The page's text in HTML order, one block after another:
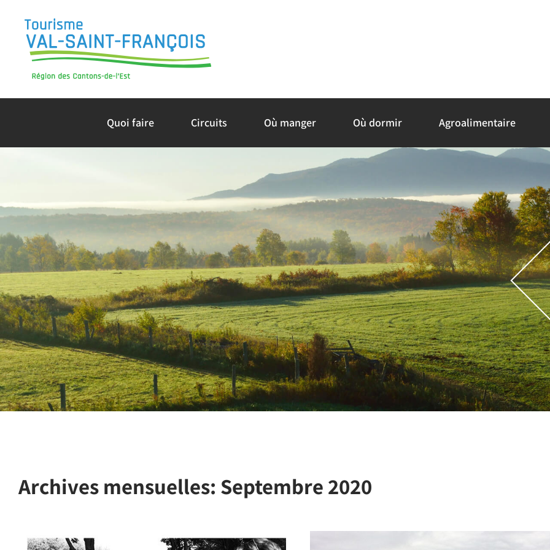
content
Quoi faire Circuits Où manger Où dormir Agroalimentaire
Archives mensuelles: Septembre 2020